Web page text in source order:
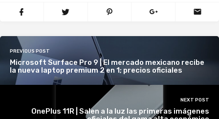
PREVIOUS POST
Microsoft Surface Pro 9 | El mercado mexicano recibe
la nueva laptop premium 2 en 1; precios oficiales
NEXT POST
OnePlus 11R | Salen a la luz las primeras imágenes